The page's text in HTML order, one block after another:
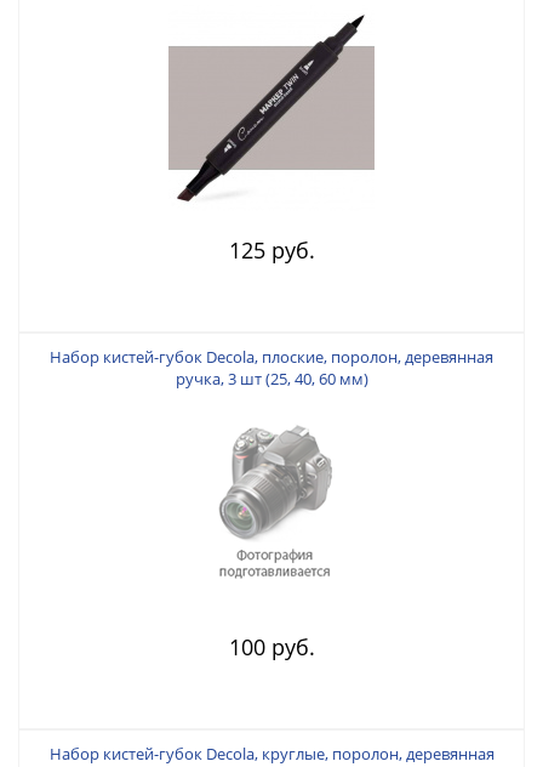
125 руб.
Набор кистей-губок Decola, плоские, поролон, деревянная
ручка, 3 шт (25, 40, 60 мм)
100 руб.
Набор кистей-губок Decola, круглые, поролон, деревянная